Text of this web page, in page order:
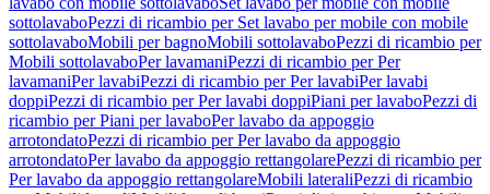
sottolavaboPezzi di ricambio per Set lavabo per mobile con mobile
sottolavaboMobili per bagnoMobili sottolavaboPezzi di ricambio per
Mobili sottolavaboPer lavamaniPezzi di ricambio per Per
lavamaniPer lavabiPezzi di ricambio per Per lavabiPer lavabi
doppiPezzi di ricambio per Per lavabi doppiPiani per lavaboPezzi di
ricambio per Piani per lavaboPer lavabo da appoggio
arrotondatoPezzi di ricambio per Per lavabo da appoggio
arrotondatoPer lavabo da appoggio rettangolarePezzi di ricambio per
Per lavabo da appoggio rettangolareMobili lateraliPezzi di ricambio